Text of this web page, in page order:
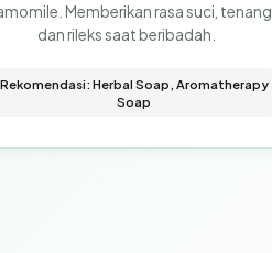
Memberikan rasa suci, tenang,
dan rileks saat beribadah.
Rekomendasi: Herbal Soap, Aromatherapy
Soap